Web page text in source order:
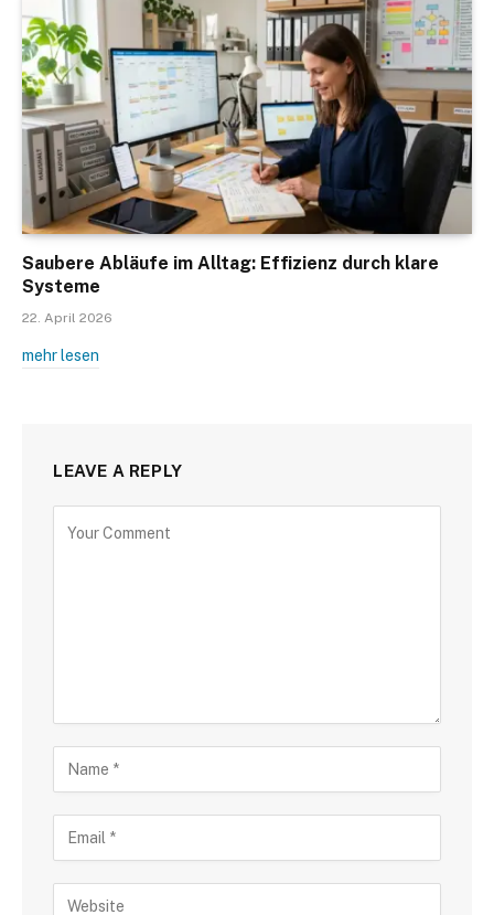
Saubere Abläufe im Alltag: Effizienz durch klare
Systeme
22. April 2026
mehr lesen
LEAVE A REPLY